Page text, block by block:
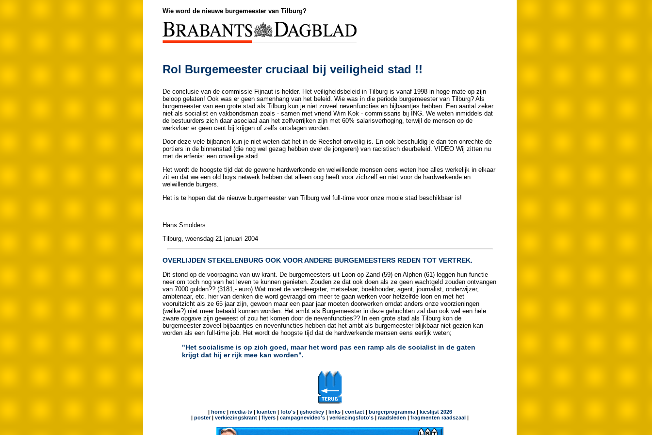
Wie word de nieuwe burgemeester van Tilburg?
Rol Burgemeester cruciaal bij veiligheid stad !!
De conclusie van de commissie Fijnaut is helder. Het veiligheidsbeleid in Tilburg is vanaf 1998 in hoge mate op zijn
beloop gelaten! Ook was er geen samenhang van het beleid. Wie was in die periode burgemeester van Tilburg? Als
burgemeester van een grote stad als Tilburg kun je niet zoveel nevenfuncties en bijbaantjes hebben. Een aantal zeker
niet als socialist en vakbondsman zoals - samen met vriend Wim Kok - commissaris bij ING. We weten inmiddels dat
de bestuurders zich daar asociaal aan het zelfverrijken zijn met 60% salarisverhoging, terwijl de mensen op de
werkvloer er geen cent bij krijgen of zelfs ontslagen worden.
Door deze vele bijbanen kun je niet weten dat het in de Reeshof onveilig is. En ook beschuldig je dan ten onrechte de
portiers in de binnenstad (die nog wel gezag hebben over de jongeren) van racistisch deurbeleid. VIDEO Wij zitten nu
met de erfenis: een onveilige stad.
Het wordt de hoogste tijd dat de gewone hardwerkende en welwillende mensen eens weten hoe alles werkelijk in elkaar
zit en dat we een old boys netwerk hebben dat alleen oog heeft voor zichzelf en niet voor de hardwerkende en
welwillende burgers.
Het is te hopen dat de nieuwe burgemeester van Tilburg wel full-time voor onze mooie stad beschikbaar is!
Hans Smolders
Tilburg, woensdag 21 januari 2004
OVERLIJDEN STEKELENBURG OOK VOOR ANDERE BURGEMEESTERS REDEN TOT VERTREK.
Dit stond op de voorpagina van uw krant. De burgemeesters uit Loon op Zand (59) en Alphen (61) leggen hun functie
neer om toch nog van het leven te kunnen genieten. Zouden ze dat ook doen als ze geen wachtgeld zouden ontvangen
van 7000 gulden?? (3181,- euro) Wat moet de verpleegster, metselaar, boekhouder, agent, journalist, onderwijzer,
ambtenaar, etc. hier van denken die word gevraagd om meer te gaan werken voor hetzelfde loon en met het
vooruitzicht als ze 65 jaar zijn, gewoon maar een paar jaar moeten doorwerken omdat anders onze voorzieningen
(welke?) niet meer betaald kunnen worden. Het ambt als Burgemeester in deze gehuchten zal dan ook wel een hele
zware opgave zijn geweest of zou het komen door de nevenfuncties?? In een grote stad als Tilburg kon de
burgemeester zoveel bijbaantjes en nevenfuncties hebben dat het ambt als burgemeester blijkbaar niet gezien kan
worden als een full-time job. Het wordt de hoogste tijd dat de hardwerkende mensen eens eerlijk weten;
"Het socialisme is op zich goed, maar het word pas een ramp als de socialist in de gaten
krijgt dat hij er rijk mee kan worden".
| home| media-tv| kranten | foto's| ijshockey| links| contact|burgerprogramma| kieslijst 2026
| poster| verkiezingskrant | flyers | campagnevideo's | verkiezingsfoto's | raadsleden | fragmenten raadszaal |